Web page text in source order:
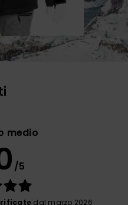
medio
/5
dal marzo 2026